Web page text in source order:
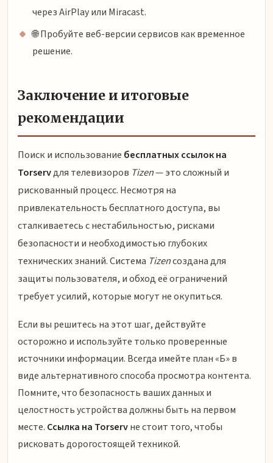
через AirPlay или Miracast.
🌐 Пробуйте веб-версии сервисов как временное
решение.
Заключение и итоговые
рекомендации
Поиск и использование бесплатных ссылок на
Torservдля телевизоров Tizen— это сложный и
рискованный процесс. Несмотря на
привлекательность бесплатного доступа, вы
сталкиваетесь с нестабильностью, рисками
безопасности и необходимостью глубоких
технических знаний. Система Tizenсоздана для
защиты пользователя, и обход её ограничений
требует усилий, которые могут не окупиться.
Если вы решитесь на этот шаг, действуйте
осторожно и используйте только проверенные
источники информации. Всегда имейте план «Б» в
виде альтернативного способа просмотра контента.
Помните, что безопасность ваших данных и
целостность устройства должны быть на первом
месте. Ссылка на Torservне стоит того, чтобы
рисковать дорогостоящей техникой.